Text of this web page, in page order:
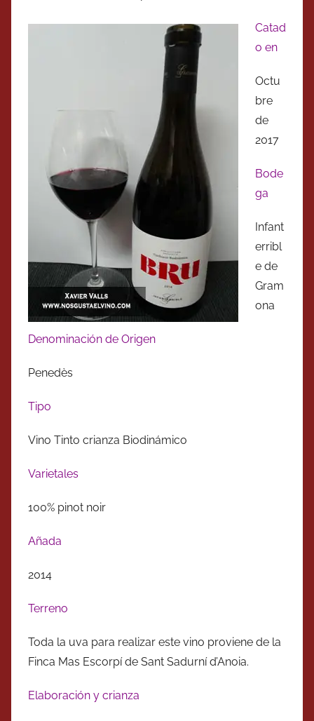
Catad
o en
Octu
bre
de
2017
Bode
ga
Infant
erribl
e de
Gram
ona
Denominación de Origen
Penedès
Tipo
Vino Tinto crianza Biodinámico
Varietales
100% pinot noir
Añada
2014
Terreno
Toda la uva para realizar este vino proviene de la
Finca Mas Escorpí de Sant Sadurní d’Anoia.
Elaboración y crianza